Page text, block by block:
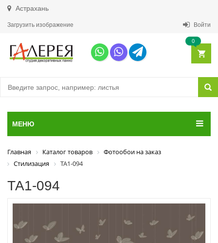
Астрахань
Загрузить изображение Войти
0
МЕНЮ
Главная Каталог товаров
Фотообои на заказ
Стилизация
ТА1-094
ТА1-094